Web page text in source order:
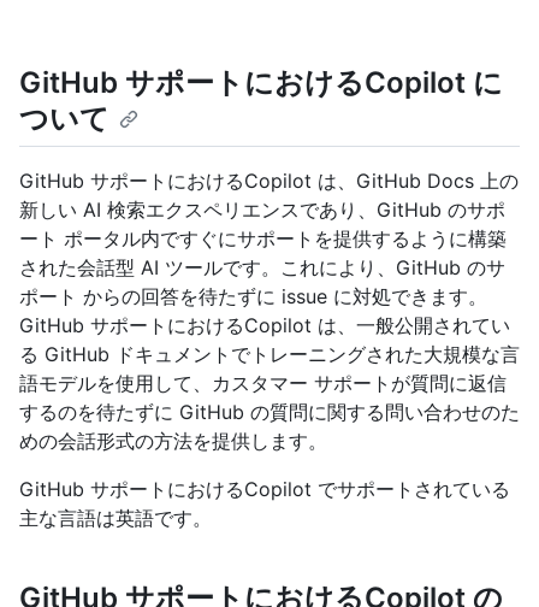
GitHub サポートにおけるCopilot に
ついて
GitHub サポートにおけるCopilot は、GitHub Docs 上の
新しい AI 検索エクスペリエンスであり、GitHub のサポ
ート ポータル内ですぐにサポートを提供するように構築
された会話型 AI ツールです。これにより、GitHub のサ
ポート からの回答を待たずに issue に対処できます。
GitHub サポートにおけるCopilot は、一般公開されてい
る GitHub ドキュメントでトレーニングされた大規模な言
語モデルを使用して、カスタマー サポートが質問に返信
するのを待たずに GitHub の質問に関する問い合わせのた
めの会話形式の方法を提供します。
GitHub サポートにおけるCopilot でサポートされている
主な言語は英語です。
GitHub サポートにおけるCopilot の